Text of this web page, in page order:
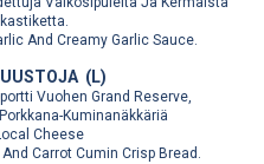
And Creamy Garlic Sauce.
(L)
Vuohen Grand Reserve,
Kuminanäkkäriä
Cheese
Carrot Cumin Crisp Bread.